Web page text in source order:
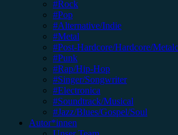
#Rock
#Pop
#Alternative/Indie
#Metal
#Post-Hardcore/Hardcore/
#Punk
#Rap/Hip-Hop
#Singer/Songwriter
#Electronica
#Soundtrack/Musical
#Jazz/Blues/Gospel/Soul
Autor*innen